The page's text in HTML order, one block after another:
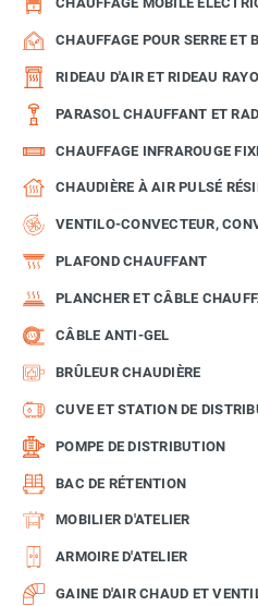
CHAUFFAGE POUR SERRE ET
RIDEAU D'AIR ET RIDEAU
PARASOL CHAUFFANT ET
CHAUFFAGE INFRAROUGE
CHAUDIÈRE À AIR PULSÉ
VENTILO-CONVECTEUR,
PLAFOND CHAUFFANT
PLANCHER ET CÂBLE
CÂBLE ANTI-GEL
BRÛLEUR CHAUDIÈRE
CUVE ET STATION DE
POMPE DE DISTRIBUTION
BAC DE RÉTENTION
MOBILIER D'ATELIER
ARMOIRE D'ATELIER
GAINE D'AIR CHAUD ET